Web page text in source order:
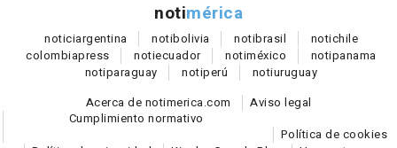
notimérica
noticiargentina notibolivia notibrasil notichile
colombiapress notiecuador notiméxico notipanama
notiparaguay notiperú notiuruguay
Acerca de notimerica.com
Aviso legal
Cumplimiento normativo
Política de cookies